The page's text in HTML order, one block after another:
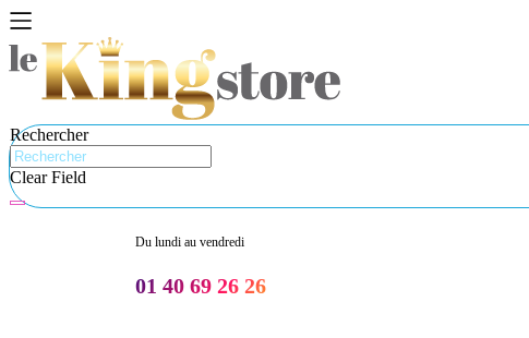
Rechercher
Clear Field
Du lundi au vendredi
01 40 69 26 26